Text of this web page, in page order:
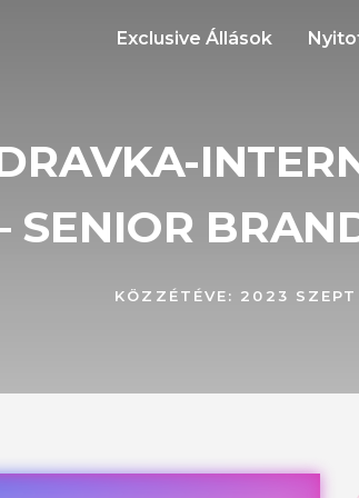
Exclusive Állások
SENIOR
KÖZZÉTÉVE: 2023 SZEPT